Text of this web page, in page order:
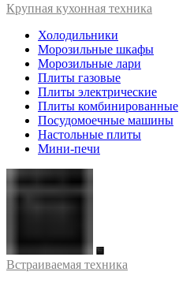
Крупная кухонная техника
Холодильники
Морозильные шкафы
Морозильные лари
Плиты газовые
Плиты электрические
Плиты комбинированные
Посудомоечные машины
Настольные плиты
Мини-печи
Встраиваемая техника